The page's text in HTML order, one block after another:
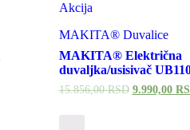
Akcija
MAKITA® Duvalice
MAKITA® Električna
duvaljka/usisivač
15.856,00RSD 9.990,00